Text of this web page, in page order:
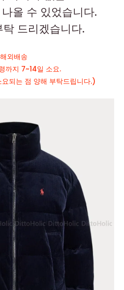
올 수 있었습니다.
드리겠습니다.
해외배송
까지 7~14일 소요.
되는 점 양해 부탁드립니다.)